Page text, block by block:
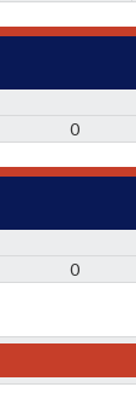
0
0